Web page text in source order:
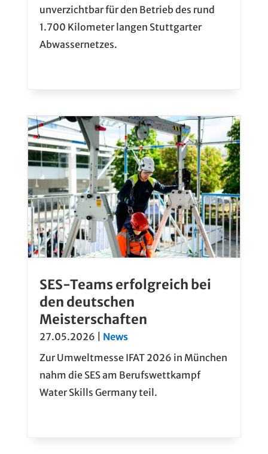
unverzichtbar für den Betrieb des rund
1.700 Kilometer langen Stuttgarter
Abwassernetzes.
SES-Teams erfolgreich bei
den deutschen
Meisterschaften
27.05.2026
News
Zur Umweltmesse IFAT 2026 in München
nahm die SES am Berufswettkampf
Water Skills Germany teil.